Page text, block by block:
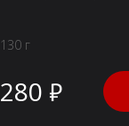
130 г
280 ₽